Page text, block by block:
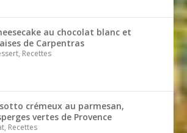
au chocolat blanc et
de Carpentras
Recettes
crémeux au parmesan,
vertes de Provence
Recettes